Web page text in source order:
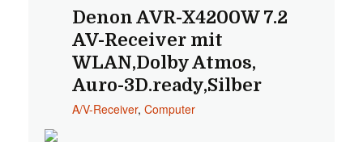
Denon AVR-X4200W 7.2
AV-Receiver mit
WLAN,Dolby Atmos,
Auro-3D.ready,Silber
A/V-Receiver, Computer